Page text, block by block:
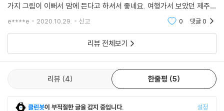
가지 그림이 이뻐서 맘에 든다고 하셔서 좋네요. 여행가서 보았던 제주도
의 풍경이 생각나는거 같은 책입니다. 다음 컬러링북도 기대해봅니다.
e****e 2020.10.29. 신고 0 댓글0
리뷰 전체보기
리뷰 4 한줄평 5
클린봇이 부적절한 글을 감지 중입니다. 설정